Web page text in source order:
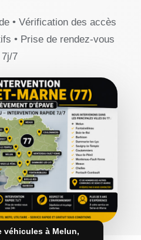
• Vérification des accès
• Prise de rendez-vous
7j/7
véhicules à Melun,